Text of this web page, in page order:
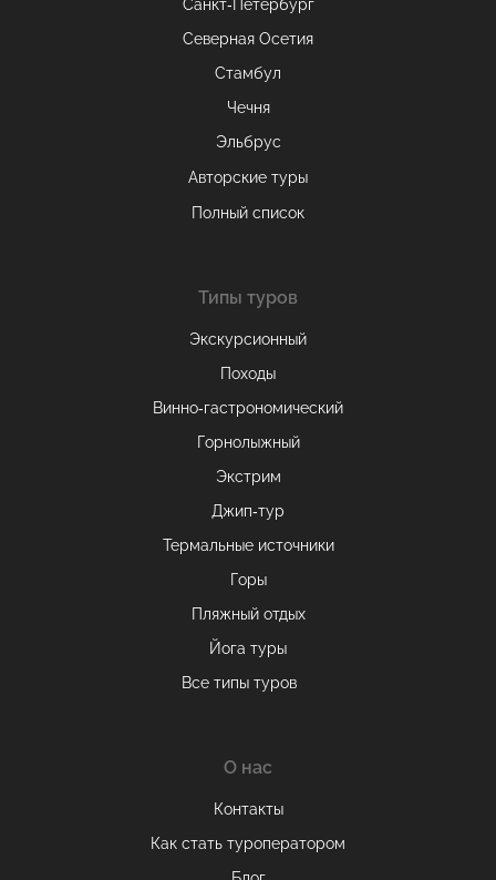
Санкт-Петербург
Северная Осетия
Стамбул
Чечня
Эльбрус
Авторские туры
Полный список
Типы туров
Экскурсионный
Походы
Винно-гастрономический
Горнолыжный
Экстрим
Джип-тур
Термальные источники
Горы
Пляжный отдых
Йога туры
Все типы туров
О нас
Контакты
Как стать туроператором